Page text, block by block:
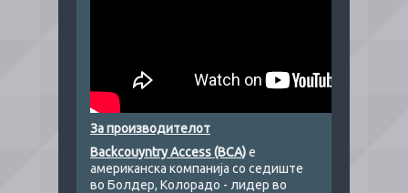
За производителот
Backcouyntry Access (BCA)е
американска компанија со седиште
во Болдер, Колорадо - лидер во